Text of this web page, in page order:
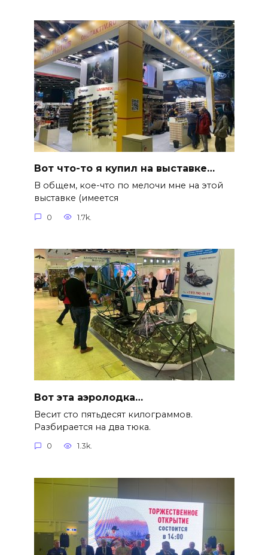
Вот что-то я купил на выставке…
В общем, кое-что по мелочи мне на этой
выставке (имеется
0 1.7k.
Вот эта аэролодка…
Весит сто пятьдесят килограммов.
Разбирается на два тюка.
0 1.3k.